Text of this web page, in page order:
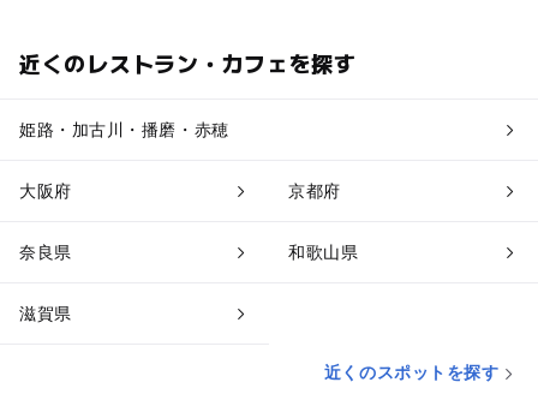
近くのレストラン・カフェを探す
姫路・加古川・播磨・赤穂
大阪府 京都府
奈良県 和歌山県
滋賀県
近くのスポットを探す